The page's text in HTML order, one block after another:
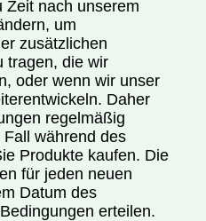
Zeit nach unserem
um
zusätzlichen
tragen, die wir
oder wenn wir unser
Daher
regelmäßig
während des
Produkte kaufen. Die
für jeden neuen
Datum des
erteilen.